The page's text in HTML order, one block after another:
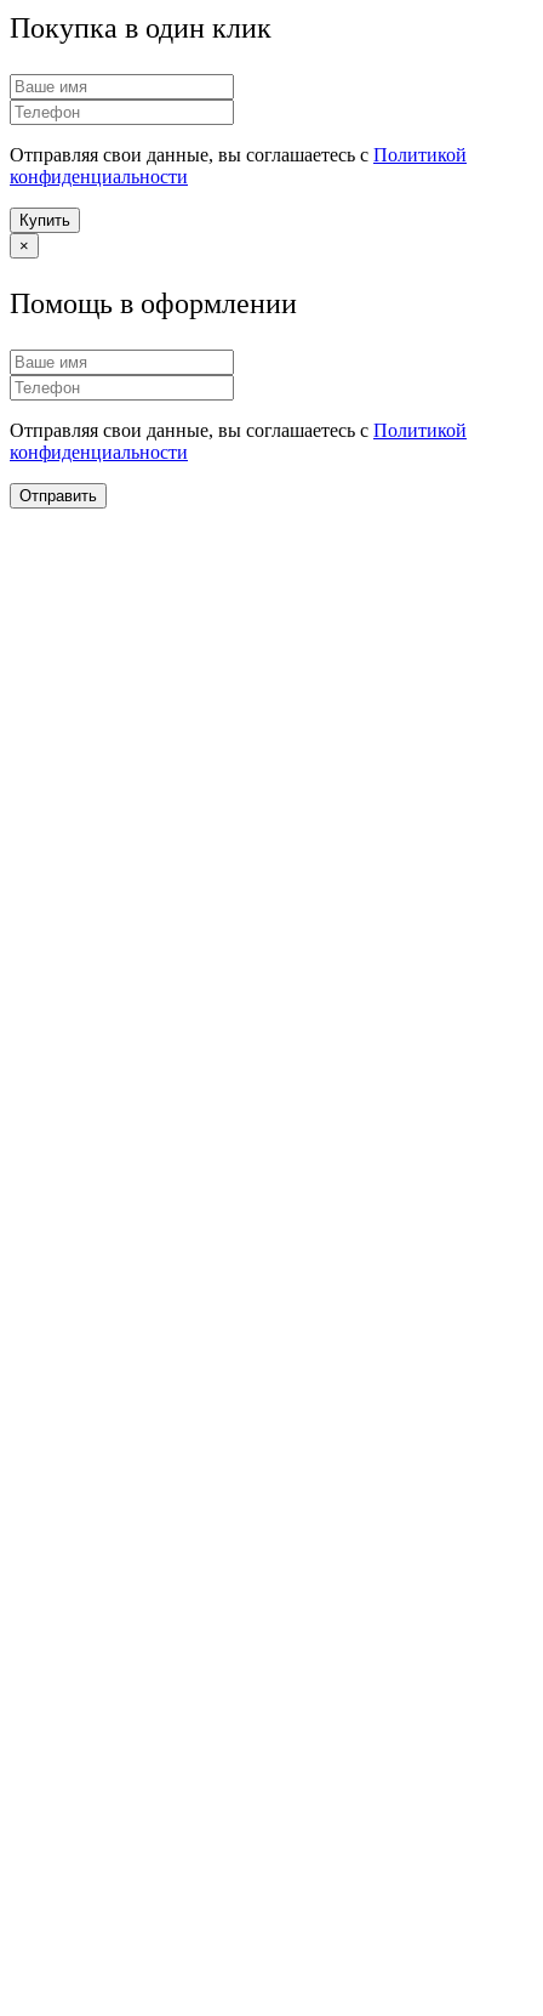
Покупка в один клик
Отправляя свои данные, вы соглашаетесь с Политикой
конфиденциальности
Купить
×
Помощь в оформлении
Отправляя свои данные, вы соглашаетесь с Политикой
конфиденциальности
Отправить